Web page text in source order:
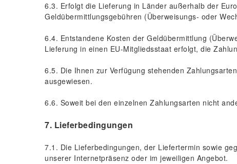
6.3. Erfolgt die Lieferung in Länder außerhalb der
Geldübermittlungsgebühren (Überweisungs- oder
6.4. Entstandene Kosten der Geldübermittlung
Lieferung in einen EU-Mitgliedsstaat erfolgt, die
6.5. Die Ihnen zur Verfügung stehenden
ausgewiesen.
6.6. Soweit bei den einzelnen Zahlungsarten nicht
7. Lieferbedingungen
7.1. Die Lieferbedingungen, der Liefertermin sowie
unserer Internetpräsenz oder im jeweiligen Angebot.